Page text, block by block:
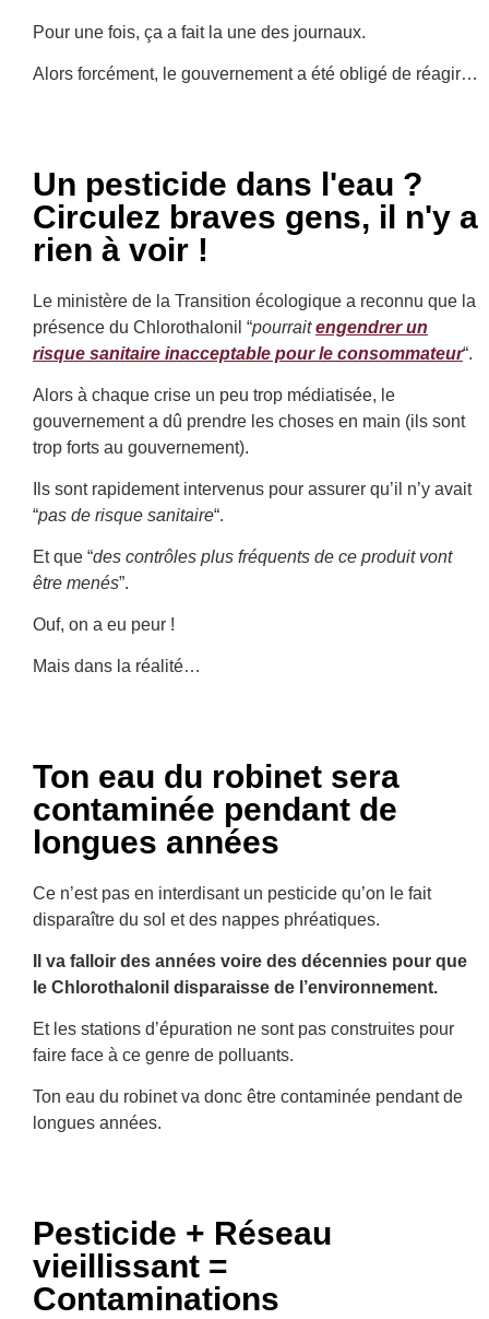
Pour une fois, ça a fait la une des journaux.
Alors forcément, le gouvernement a été obligé de réagir…
Un pesticide dans l'eau ?
Circulez braves gens, il n'y a
rien à voir !
Le ministère de la Transition écologique a reconnu que la
présence du Chlorothalonil “pourraitengendrer un
risque sanitaire inacceptable pour le consommateur“.
Alors à chaque crise un peu trop médiatisée, le
gouvernement a dû prendre les choses en main (ils sont
trop forts au gouvernement).
Ils sont rapidement intervenus pour assurer qu’il n’y avait
“pas de risque sanitaire“.
Et que “des contrôles plus fréquents de ce produit vont
être menés”.
Ouf, on a eu peur !
Mais dans la réalité…
Ton eau du robinet sera
contaminée pendant de
longues années
Ce n’est pas en interdisant un pesticide qu’on le fait
disparaître du sol et des nappes phréatiques.
Il va falloir des années voire des décennies pour que
le Chlorothalonil disparaisse de l’environnement.
Et les stations d’épuration ne sont pas construites pour
faire face à ce genre de polluants.
Ton eau du robinet va donc être contaminée pendant de
longues années.
Pesticide + Réseau
vieillissant =
Contaminations